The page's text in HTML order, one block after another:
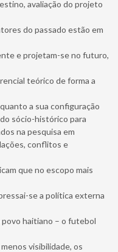
avaliação do projeto
do passado estão em
e projetam-se no futuro,
teórico de forma a
a sua configuração
sócio-histórico para
na pesquisa em
conflitos e
que no escopo mais
se a política externa
haitiano – o futebol
visibilidade, os